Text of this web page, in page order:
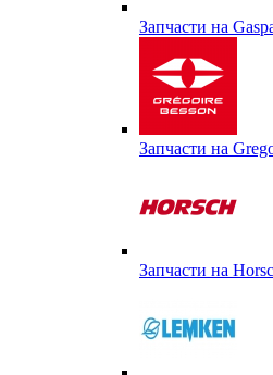
Запчасти на
Запчасти на
Запчасти на